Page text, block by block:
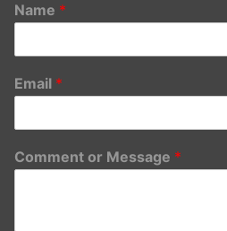
Name *
Email *
Comment or Message *